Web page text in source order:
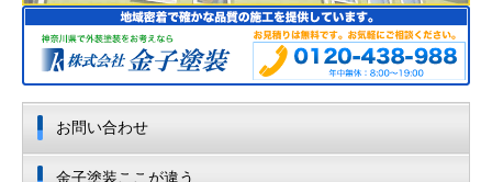
お問い合わせ
金子塗装ここが違う